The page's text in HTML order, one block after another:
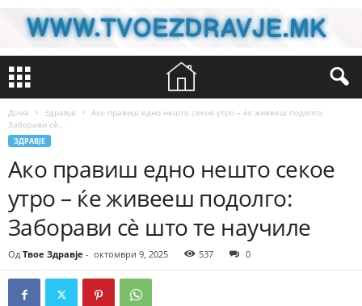
Дома Здравје
Ако правиш едно нешто секое утро – ќе живееш подолго:
Заборави сè...
ЗДРАВЈЕ
Ако правиш едно нешто секое
утро – ќе живееш подолго:
Заборави сè што те научиле
Од Твое Здравје - октомври 9, 2025 537 0